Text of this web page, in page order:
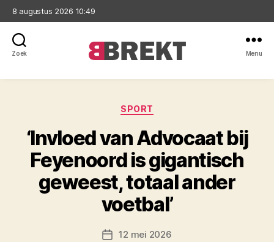
8 augustus 2026 10:49
Zoek Menu
Categorieën
SPORT
‘Invloed van Advocaat bij
Feyenoord is gigantisch
geweest, totaal ander
voetbal’
Berichtdatum
12 mei 2026